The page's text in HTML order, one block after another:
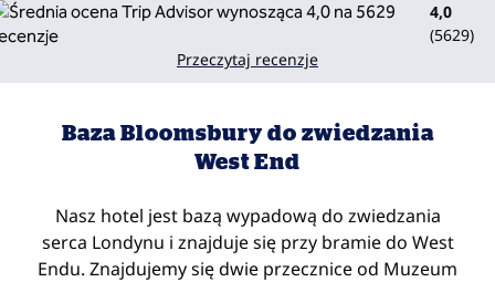
4,0
(5629)
Przeczytaj recenzje
Baza Bloomsbury do zwiedzania
West End
Nasz hotel jest bazą wypadową do zwiedzania
serca Londynu i znajduje się przy bramie do West
Endu. Znajdujemy się dwie przecznice od Muzeum